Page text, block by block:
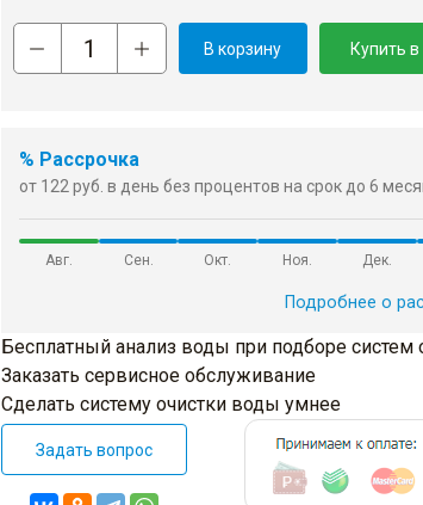
В корзину Купить в
% Рассрочка
от 122 руб. в день без процентов на срок до 6
Авг. Сен. Окт. Ноя. Дек.
Подробнее о
Бесплатный анализ воды при подборе систем
Заказать сервисное обслуживание
Сделать систему очистки воды умнее
Задать вопрос